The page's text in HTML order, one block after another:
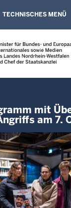
Direkt zum
Navigation aktivieren/
TECHNISCHES MENÜ
mit
am 7.